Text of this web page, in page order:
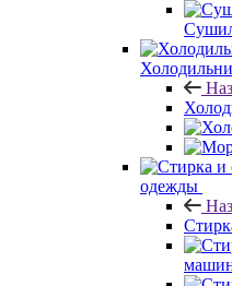
одежды